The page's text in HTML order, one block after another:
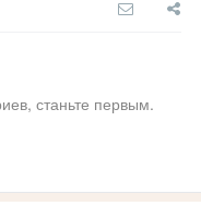
станьте первым.